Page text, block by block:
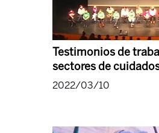
Testimonios de
sectores de
2022/03/10